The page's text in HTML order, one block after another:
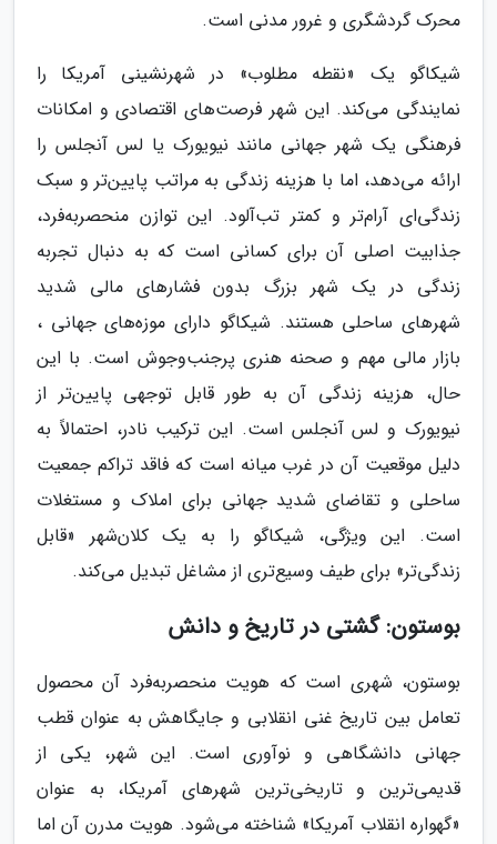
محرک گردشگری و غرور مدنی است.
شیکاگو یک «نقطه مطلوب» در شهرنشینی آمریکا را
نمایندگی می‌کند. این شهر فرصت‌های اقتصادی و امکانات
فرهنگی یک شهر جهانی مانند نیویورک یا لس آنجلس را
ارائه می‌دهد، اما با هزینه زندگی به مراتب پایین‌تر و سبک
زندگی‌ای آرام‌تر و کمتر تب‌آلود. این توازن منحصربه‌فرد،
جذابیت اصلی آن برای کسانی است که به دنبال تجربه
زندگی در یک شهر بزرگ بدون فشارهای مالی شدید
شهرهای ساحلی هستند. شیکاگو دارای موزه‌های جهانی ،
بازار مالی مهم و صحنه هنری پرجنب‌وجوش است. با این
حال، هزینه زندگی آن به طور قابل توجهی پایین‌تر از
نیویورک و لس آنجلس است. این ترکیب نادر، احتمالاً به
دلیل موقعیت آن در غرب میانه است که فاقد تراکم جمعیت
ساحلی و تقاضای شدید جهانی برای املاک و مستغلات
است. این ویژگی، شیکاگو را به یک کلان‌شهر «قابل
زندگی‌تر» برای طیف وسیع‌تری از مشاغل تبدیل می‌کند.
بوستون: گشتی در تاریخ و دانش
بوستون، شهری است که هویت منحصربه‌فرد آن محصول
تعامل بین تاریخ غنی انقلابی و جایگاهش به عنوان قطب
جهانی دانشگاهی و نوآوری است. این شهر، یکی از
قدیمی‌ترین و تاریخی‌ترین شهرهای آمریکا، به عنوان
«گهواره انقلاب آمریکا» شناخته می‌شود. هویت مدرن آن اما